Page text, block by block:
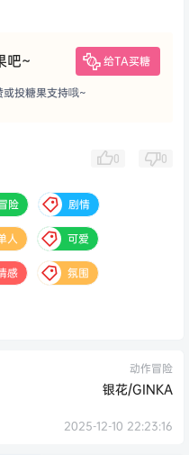
吧~ 给TA买糖
投糖果支持哦~
0 0
险 剧情
人 可爱
感 氛围
动作冒险
银花/GINKA
2025-12-10 22:23:16